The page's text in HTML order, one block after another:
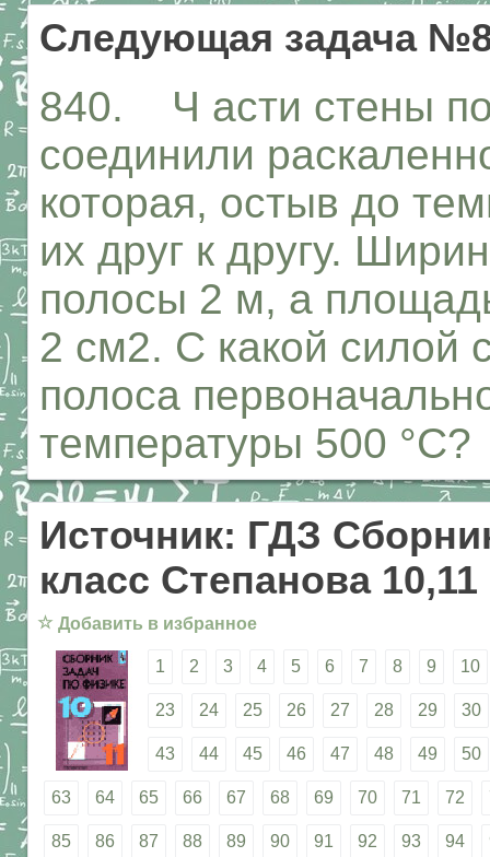
Следующая задача
840. Ч асти стены
соединили
которая, остыв до
их друг к другу.
полосы 2 м, а
2 см2. С какой силой
полоса
температуры 500 °С?
Источник: ГДЗ
класс Степанова 10,11
☆ Добавить в избранное
1 2 3 4 5 6 7 8 9 10
23 24 25 26 27 28 29 30
43 44 45 46 47 48 49 50
63 64 65 66 67 68 69 70 71 72
85 86 87 88 89 90 91 92 93 94